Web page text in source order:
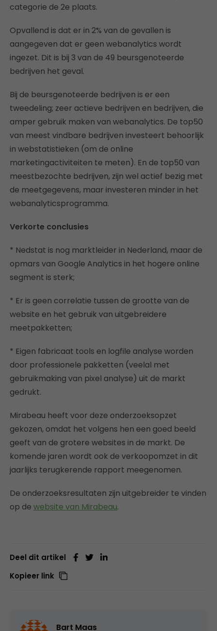
categorie de 2e plaats.
Opvallend is dat er in 2% van de gevallen is
aangegeven dat er geen webanalytics wordt
ingezet. Dit is bij 3 van de 49 beursgenoteerde
bedrijven het geval.
Bij de beursgenoteerde bedrijven is er een
tweedeling; zeer actieve bedrijven en bedrijven, die
amper gebruik maken van webanalytics. De top50
van meest vindbare bedrijven investeert behoorlijk
in webstatistieken (om de online
marketingactiviteiten te meten). En de top50 van
meestbezochte bedrijven, zijn wel actief bezig met
de meetgegevens, maar investeren minder in het
webanalyticsprogramma.
Verkorte conclusies
* Nedstat is nog marktleider in Nederland, maar de
opmars van Google Analytics in het hogere online
segment is sterk;
* Er is geen correlatie tussen de grootte van de
website en het gebruik van uitgebreidere
meetpakketten;
* Eigen fabricaat tools en logfile analyse worden
door professionele pakketten (veelal met
gebruikmaking van pixel analyse) uit de markt
gedrukt.
Mirabeau heeft voor deze onderzoeksopzet
gekozen, omdat het volgens hen een goed beeld
geeft van de grotere websites in de markt. De
komende jaren wordt ook de verkoopomzet in dit
jaarlijks terugkerende rapport meegenomen.
De onderzoeksresultaten zijn uitgebreider te vinden
op de website van Mirabeau.
Deel dit artikel
Kopieer link
Bart Maas